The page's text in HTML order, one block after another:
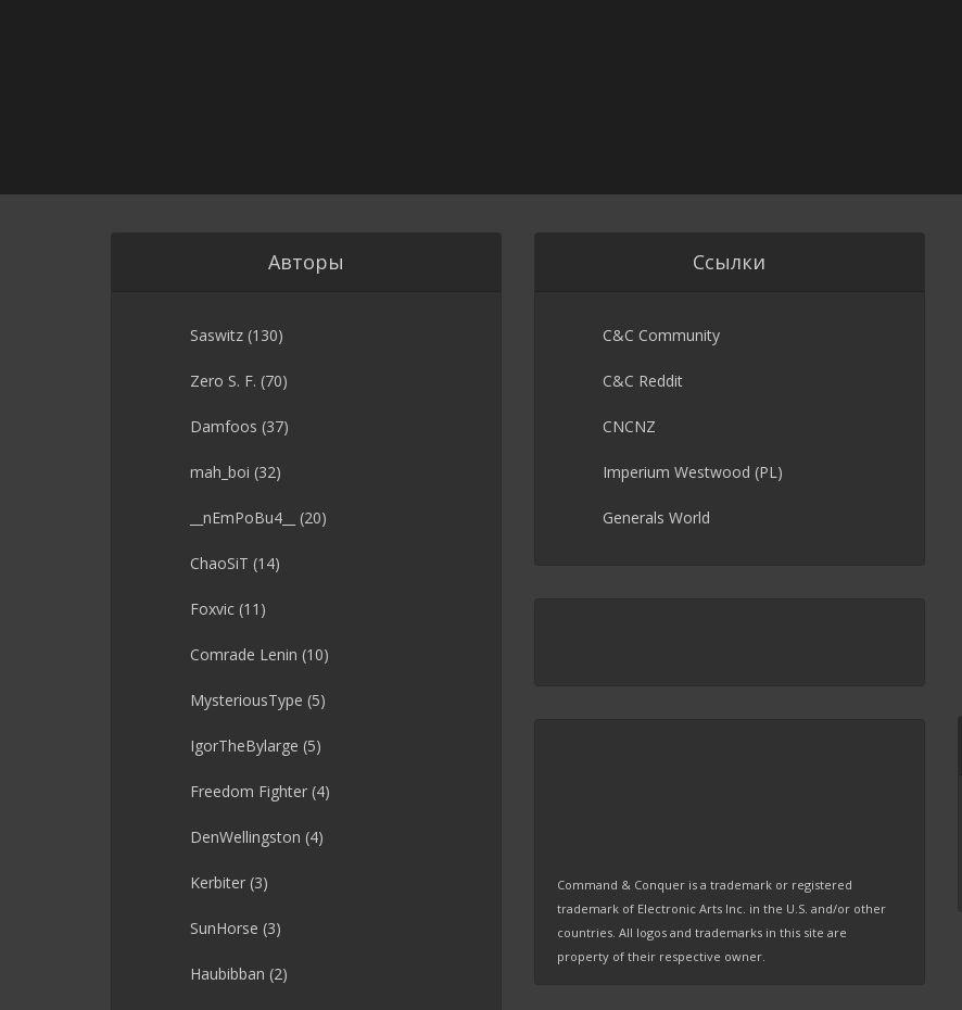
Авторы
Saswitz (130)
Zero S. F. (70)
Damfoos (37)
mah_boi (32)
__nEmPoBu4__ (20)
ChaoSiT (14)
Foxvic (11)
Comrade Lenin (10)
MysteriousType (5)
IgorTheBylarge (5)
Freedom Fighter (4)
DenWellingston (4)
Kerbiter (3)
SunHorse (3)
Haubibban (2)
Ссылки
C&C Community
C&C Reddit
CNCNZ
Imperium Westwood (PL)
Generals World
Command & Conquer is a trademark or registered
trademark of Electronic Arts Inc. in the U.S. and/or other
countries. All logos and trademarks in this site are
property of their respective owner.